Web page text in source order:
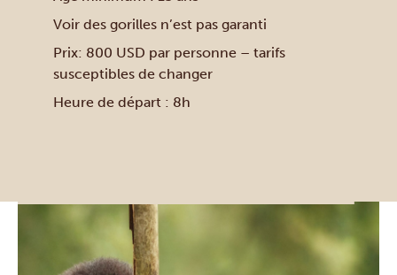
Voir des gorilles n’est pas garanti
Prix: 800 USD par personne – tarifs
susceptibles de changer
Heure de départ : 8h